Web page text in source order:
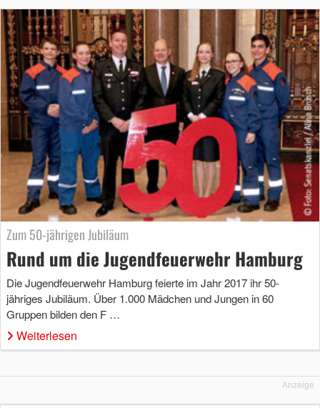
Zum 50-jährigen Jubiläum
Rund um die Jugendfeuerwehr Hamburg
Die Jugendfeuerwehr Hamburg feierte im Jahr 2017 ihr 50-
jähriges Jubiläum. Über 1.000 Mädchen und Jungen in 60
Gruppen bilden den F …
Weiterlesen
Anzeige